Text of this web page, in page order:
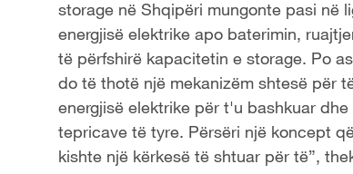
storage në Shqipëri mungonte pasi në
energjisë elektrike apo baterimin,
të përfshirë kapacitetin e storage. Po
do të thotë një mekanizëm shtesë për
energjisë elektrike për t'u bashkuar
tepricave të tyre. Përsëri një koncept
kishte një kërkesë të shtuar për të”,